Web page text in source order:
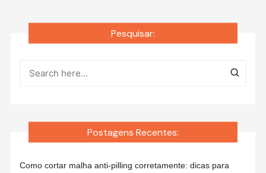
Pesquisar:
Postagens Recentes:
Como cortar malha anti-pilling corretamente: dicas para